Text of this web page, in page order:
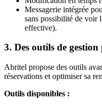
Messagerie intégrée
sans possibilité de voir
effective).
3. Des outils de
Abritel propose des outils
réservations et optimiser sa
Outils disponibles :